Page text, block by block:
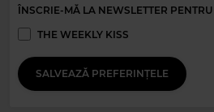
ÎNSCRIE-MĂ LA NEWSLETTER PENTRU
THE WEEKLY KISS
SALVEAZĂ PREFERINȚELE